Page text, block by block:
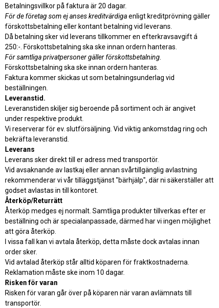
Betalningsvillkor på faktura är 20 dagar.
För de företag som ej anses kreditvärdigaenligt kreditprövning gäller
förskottsbetalning eller kontant betalning vid leverans.
Då betalning sker vid leverans tillkommer en efterkravsavgift á
250:-. Förskottsbetalning ska ske innan ordern hanteras.
För samtliga privatpersoner gäller förskottsbetalning.
Förskottsbetalning ska ske innan ordern hanteras.
Faktura kommer skickas ut som betalningsunderlag vid
beställningen.
Leveranstid.
Leveranstiden skiljer sig beroende på sortiment och är angivet
under respektive produkt.
Vi reserverar för ev. slutförsäljning. Vid viktig ankomstdag ring och
bekräfta leveranstid.
Leverans
Leverans sker direkt till er adress med transportör.
Vid avsaknande av lastkaj eller annan svårtillgänglig avlastning
rekommenderar vi vår tilläggstjänst "bärhjälp", där ni säkerställer att
godset avlastas in till kontoret.
Återköp/Returrätt
Återköp medges ej normalt. Samtliga produkter tillverkas efter er
beställning och är specialanpassade, därmed har vi ingen möjlighet
att göra återköp.
I vissa fall kan vi avtala återköp, detta måste dock avtalas innan
order sker.
Vid avtalad återköp står alltid köparen för fraktkostnaderna.
Reklamation måste ske inom 10 dagar.
Risken för varan
Risken för varan går över på köparen när varan avlämnats till
transportör.